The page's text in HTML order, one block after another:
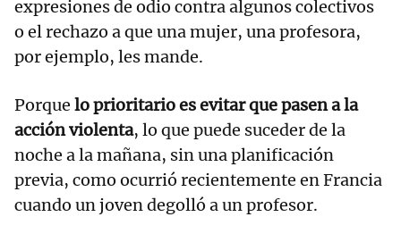
expresiones de odio contra algunos colectivos
o el rechazo a que una mujer, una profesora,
por ejemplo, les mande.
Porque lo prioritario es evitar que pasen a la
acción violenta, lo que puede suceder de la
noche a la mañana, sin una planificación
previa, como ocurrió recientemente en Francia
cuando un joven degolló a un profesor.